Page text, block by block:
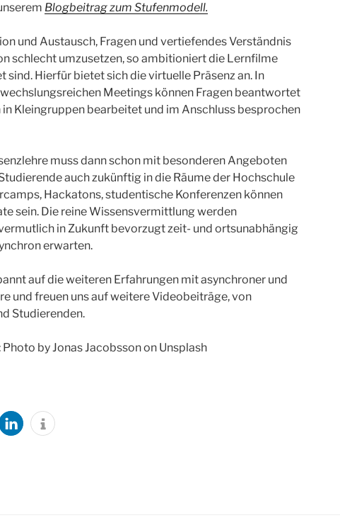
Blogbeitrag zum Stufenmodell.
und Austausch, Fragen und vertiefendes Verständnis
schlecht umzusetzen, so ambitioniert die Lernfilme
sind. Hierfür bietet sich die virtuelle Präsenz an. In
Meetings können Fragen beantwortet
in Kleingruppen bearbeitet und im Anschluss besprochen
muss dann schon mit besonderen Angeboten
auch zukünftig in die Räume der Hochschule
Hackatons, studentische Konferenzen können
sein. Die reine Wissensvermittlung werden
in Zukunft bevorzugt zeit- und ortsunabhängig
erwarten.
auf die weiteren Erfahrungen mit asynchroner und
und freuen uns auf weitere Videobeiträge, von
Studierenden.
by Jonas Jacobsson on Unsplash